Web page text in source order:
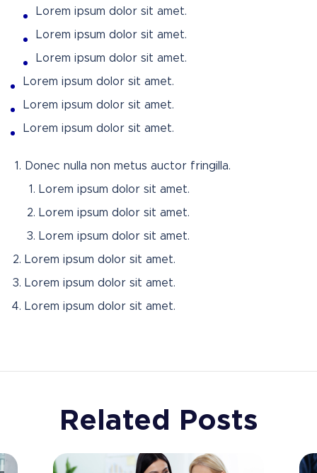
Lorem ipsum dolor sit amet.
Lorem ipsum dolor sit amet.
Lorem ipsum dolor sit amet.
Lorem ipsum dolor sit amet.
Lorem ipsum dolor sit amet.
Lorem ipsum dolor sit amet.
Donec nulla non metus auctor fringilla.
Lorem ipsum dolor sit amet.
Lorem ipsum dolor sit amet.
Lorem ipsum dolor sit amet.
Lorem ipsum dolor sit amet.
Lorem ipsum dolor sit amet.
Lorem ipsum dolor sit amet.
Related Posts